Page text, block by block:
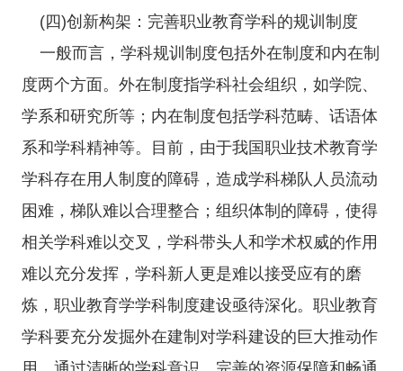
(四)创新构架：完善职业教育学科的规训制度
一般而言，学科规训制度包括外在制度和内在制
度两个方面。外在制度指学科社会组织，如学院、
学系和研究所等；内在制度包括学科范畴、话语体
系和学科精神等。目前，由于我国职业技术教育学
学科存在用人制度的障碍，造成学科梯队人员流动
困难，梯队难以合理整合；组织体制的障碍，使得
相关学科难以交叉，学科带头人和学术权威的作用
难以充分发挥，学科新人更是难以接受应有的磨
炼，职业教育学学科制度建设亟待深化。职业教育
学科要充分发掘外在建制对学科建设的巨大推动作